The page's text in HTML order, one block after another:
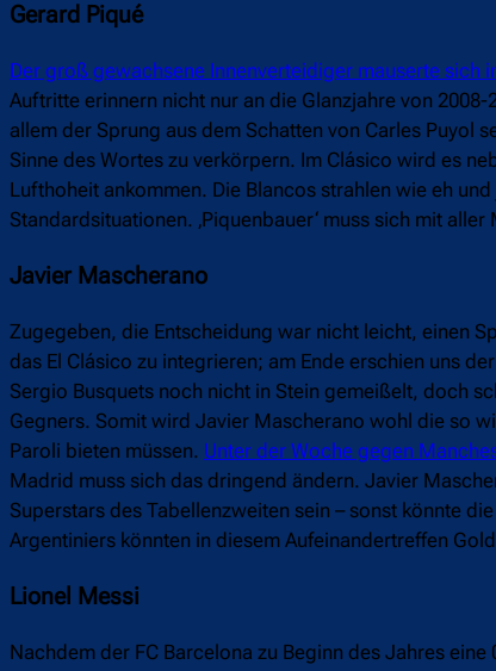
Gerard Piqué
Der groß gewachsene Innenverteidiger mauserte sich
Auftritte erinnern nicht nur an die Glanzjahre von
allem der Sprung aus dem Schatten von Carles Puyol
Sinne des Wortes zu verkörpern. Im Clásico wird es
Lufthoheit ankommen. Die Blancos strahlen wie eh
Standardsituationen. ‚Piquenbauer‘ muss sich mit
Javier Mascherano
Zugegeben, die Entscheidung war nicht leicht, einen
das El Clásico zu integrieren; am Ende erschien uns
Sergio Busquets noch nicht in Stein gemeißelt, doch
Gegners. Somit wird Javier Mascherano wohl die so
Paroli bieten müssen. Unter der Woche gegen
Madrid muss sich das dringend ändern. Javier
Superstars des Tabellenzweiten sein – sonst könnte
Argentiniers könnten in diesem Aufeinandertreffen
Lionel Messi
Nachdem der FC Barcelona zu Beginn des Jahres